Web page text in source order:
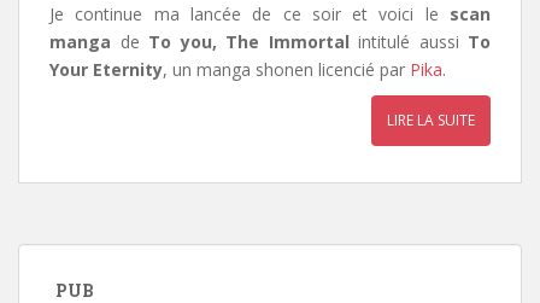
Je continue ma lancée de ce soir et voici le scan
manga de To you, The Immortal intitulé aussi To
Your Eternity, un manga shonen licencié par Pika.
LIRE LA SUITE
PUB